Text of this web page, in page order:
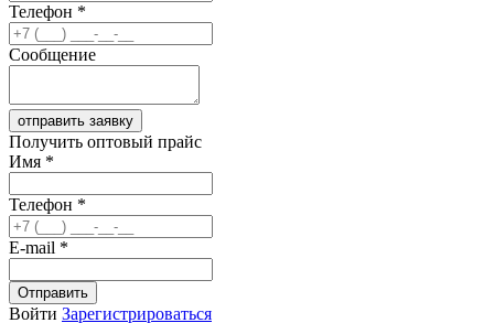
Телефон *
Сообщение
отправить заявку
Получить оптовый прайс
Имя *
Телефон *
E-mail *
Отправить
Войти Зарегистрироваться